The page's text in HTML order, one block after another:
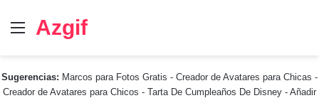
Menú
Azgif
Sugerencias: Marcos para Fotos Gratis - Creador de Avatares para Chicas -
Creador de Avatares para Chicos - Tarta De Cumpleaños De Disney - Añadir